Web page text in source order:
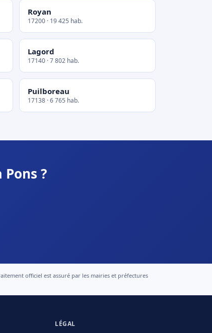
Royan
17200 · 19 425 hab.
Lagord
17140 · 7 802 hab.
Puilboreau
17138 · 6 765 hab.
?
officiel est assuré par les mairies et préfectures
LÉGAL